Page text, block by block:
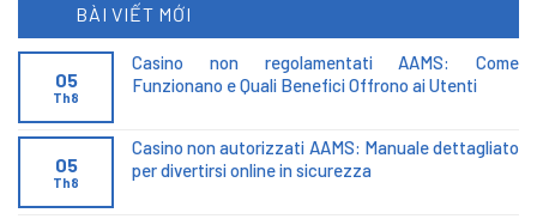
BÀI VIẾT MỚI
05
Th8
Casino non regolamentati AAMS: Come
Funzionano e Quali Benefici Offrono ai Utenti
05
Th8
Casino non autorizzati AAMS: Manuale dettagliato
per divertirsi online in sicurezza